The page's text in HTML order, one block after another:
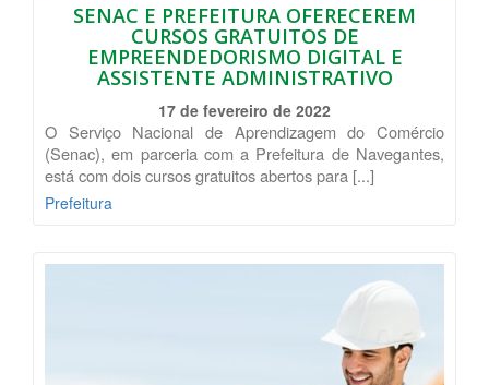
SENAC E PREFEITURA OFERECEREM
CURSOS GRATUITOS DE
EMPREENDEDORISMO DIGITAL E
ASSISTENTE ADMINISTRATIVO
17 de fevereiro de 2022
O Serviço Nacional de Aprendizagem do Comércio
(Senac), em parceria com a Prefeitura de Navegantes,
está com dois cursos gratuitos abertos para [...]
Prefeitura